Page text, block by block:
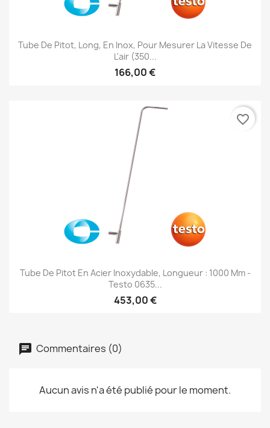
Tube De Pitot, Long, En Inox, Pour Mesurer La Vitesse De
L'air (350...
166,00 €
Tube De Pitot En Acier Inoxydable, Longueur : 1000 Mm -
Testo 0635...
453,00 €
favorite_border
Commentaires (0)
Aucun avis n'a été publié pour le moment.